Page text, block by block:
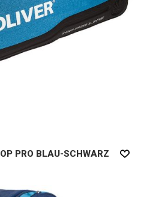
PRO BLAU-SCHWARZ